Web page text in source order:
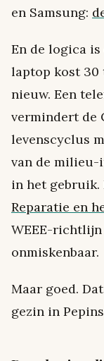
en Samsung:
En de logica
laptop kost 30
nieuw. Een
vermindert de
levenscyclus
van de
in het gebruik.
Reparatie en
WEEE-
onmiskenbaar.
Maar goed.
gezin in